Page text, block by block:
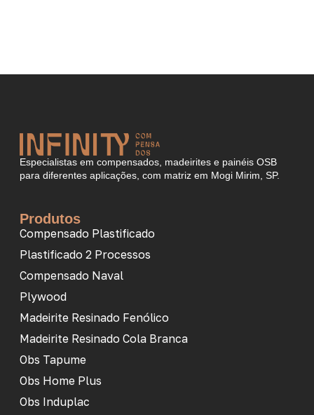
Especialistas em compensados, madeirites e painéis OSB
para diferentes aplicações, com matriz em Mogi Mirim, SP.
Produtos
Compensado Plastificado
Plastificado 2 Processos
Compensado Naval
Plywood
Madeirite Resinado Fenólico
Madeirite Resinado Cola Branca
Obs Tapume
Obs Home Plus
Obs Induplac